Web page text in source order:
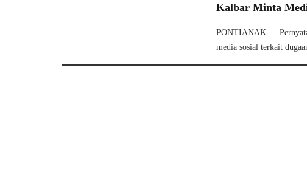
Kalbar Minta
PONTIANAK —
media sosial terkait